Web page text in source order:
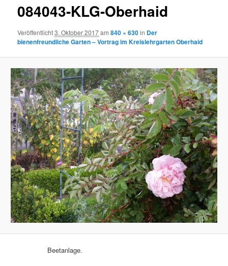
084043-KLG-Oberhaid
Veröffentlicht3. Oktober 2017am840 × 630in Der
bienenfreundliche Garten – Vortrag im Kreislehrgarten Oberhaid
Beetanlage.